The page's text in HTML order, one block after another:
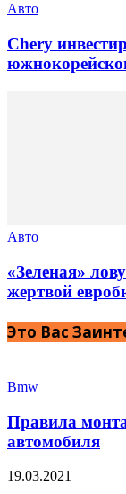
Авто
Chery
Авто
«Зеленая»
жертвой
Это Вас
Bmw
Правила
автомобиля
19.03.2021